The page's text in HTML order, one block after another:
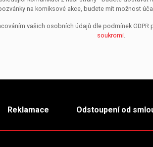
na komiksové akce, budete mít možnost
vašich osobních údajů dle podmínek GDPR
soukromi.
Reklamace Odstoupení od